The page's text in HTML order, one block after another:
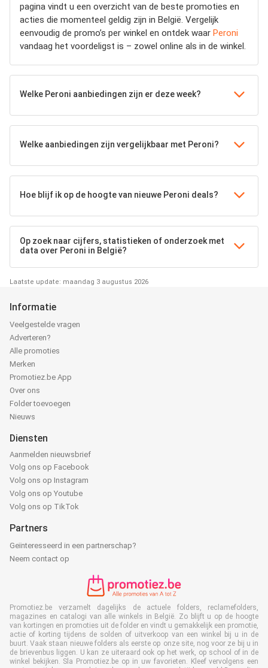
pagina vindt u een overzicht van de beste promoties en
acties die momenteel geldig zijn in België. Vergelijk
eenvoudig de promo’s per winkel en ontdek waar Peroni
vandaag het voordeligst is – zowel online als in de winkel.
Welke Peroni aanbiedingen zijn er deze week?
Welke aanbiedingen zijn vergelijkbaar met Peroni?
Hoe blijf ik op de hoogte van nieuwe Peroni deals?
Op zoek naar cijfers, statistieken of onderzoek met
data over Peroni in België?
Laatste update: maandag 3 augustus 2026
Informatie
Veelgestelde vragen
Adverteren?
Alle promoties
Merken
Promotiez.be App
Over ons
Folder toevoegen
Nieuws
Diensten
Aanmelden nieuwsbrief
Volg ons op Facebook
Volg ons op Instagram
Volg ons op Youtube
Volg ons op TikTok
Partners
Geïnteresseerd in een partnerschap?
Neem contact op
Promotiez.be verzamelt dagelijks de actuele folders, reclamefolders,
magazines en catalogi van alle winkels in België. Zo blijft u op de hoogte
van kortingen en promoties uit de folder en vindt u gemakkelijk een promotie,
actie of korting tijdens de solden of uitverkoop van een winkel bij u in de
buurt. Vaak staan nieuwe folders als eerste op onze site, nog voor ze bij u in
de brievenbus liggen. U kan ze uiteraard ook op het werk, op school of in de
winkel bekijken. Sla Promotiez.be op in uw favorieten. Kleef vervolgens een